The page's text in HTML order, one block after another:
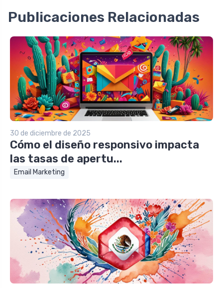
Publicaciones Relacionadas
30 de diciembre de 2025
Cómo el diseño responsivo impacta
las tasas de apertu...
Email Marketing